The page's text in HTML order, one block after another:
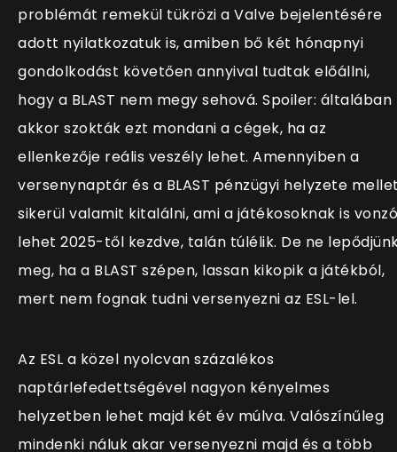
problémát remekül tükrözi a Valve bejelentésére
adott nyilatkozatuk is, amiben bő két hónapnyi
gondolkodást követően annyival tudtak előállni,
hogy a BLAST nem megy sehová. Spoiler: általában
akkor szokták ezt mondani a cégek, ha az
ellenkezője reális veszély lehet. Amennyiben a
versenynaptár és a BLAST pénzügyi helyzete
sikerül valamit kitalálni, ami a játékosoknak is vonzó
lehet 2025-től kezdve, talán túlélik. De ne
meg, ha a BLAST szépen, lassan kikopik a játékból,
mert nem fognak tudni versenyezni az ESL-lel.
Az ESL a közel nyolcvan százalékos
naptárlefedettségével nagyon kényelmes
helyzetben lehet majd két év múlva. Valószínűleg
mindenki náluk akar versenyezni majd és a több